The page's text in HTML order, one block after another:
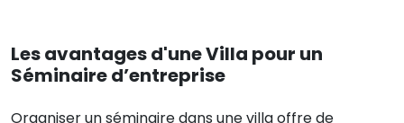
Les avantages d'une Villa pour un
Séminaire d’entreprise
Organiser un séminaire dans une villa offre de